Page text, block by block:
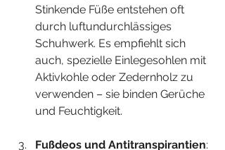
Stinkende Füße entstehen oft
durch luftundurchlässiges
Schuhwerk. Es empfiehlt sich
auch, spezielle Einlegesohlen mit
Aktivkohle oder Zedernholz zu
verwenden – sie binden Gerüche
und Feuchtigkeit.
Fußdeos und Antitranspirantien: